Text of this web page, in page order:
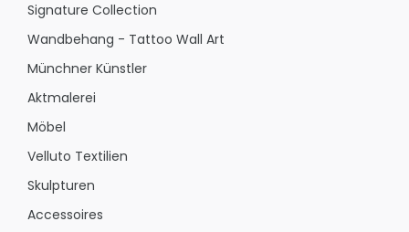
Signature Collection
Wandbehang - Tattoo Wall Art
Münchner Künstler
Aktmalerei
Möbel
Velluto Textilien
Skulpturen
Accessoires